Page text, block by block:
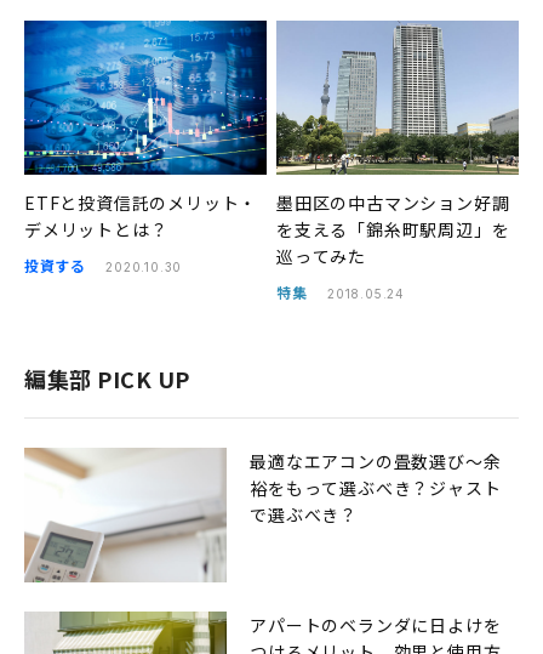
ETFと投資信託のメリット・
デメリットとは？
投資する 2020.10.30
墨田区の中古マンション好調
を支える「錦糸町駅周辺」を
巡ってみた
特集 2018.05.24
編集部 PICK UP
最適なエアコンの畳数選び〜余
裕をもって選ぶべき？ジャスト
で選ぶべき？
アパートのベランダに日よけを